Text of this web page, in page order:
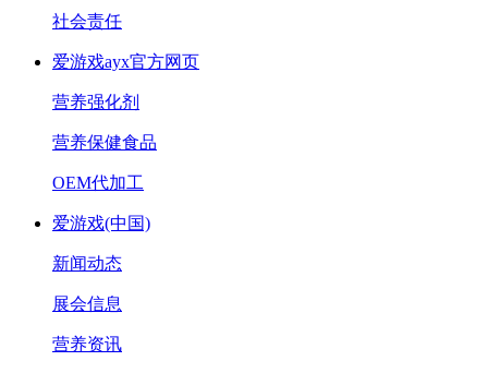
社会责任
爱游戏ayx官方网页
营养强化剂
营养保健食品
OEM代加工
爱游戏(中国)
新闻动态
展会信息
营养资讯